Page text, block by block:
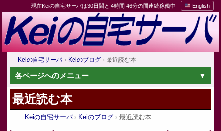
現在Keiの自宅サーバは30日間と 4時間 46分の間連続稼働中 English
Keiの自宅サーバ Keiのブログ 最近読む本
各ページへのメニュー
最近読む本
Keiの自宅サーバ Keiのブログ 最近読む本